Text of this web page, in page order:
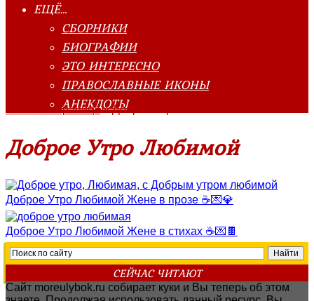
ЕЩЁ…
СБОРНИКИ
БИОГРАФИИ
ЭТО ИНТЕРЕСНО
ПРАВОСЛАВНЫЕ ИКОНЫ
АНЕКДОТЫ
Главная страница»Доброе Утро Любимой
Доброе Утро Любимой
Доброе Утро Любимой Жене в прозе ☕💌💎
Доброе Утро Любимой Жене в стихах ☕💌🍫
СЕЙЧАС ЧИТАЮТ
Сайт moreulybok.ru собирает куки и Вы теперь об этом